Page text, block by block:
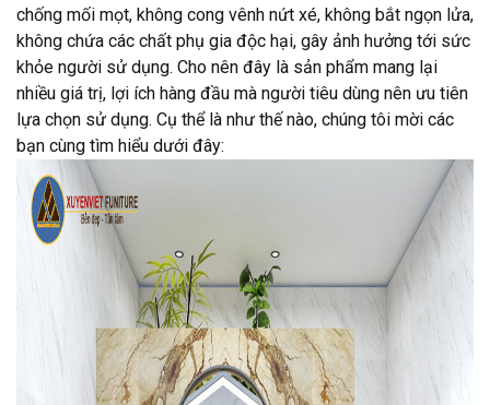
chống mối mọt, không cong vênh nứt xé, không bắt ngọn lửa,
không chứa các chất phụ gia độc hại, gây ảnh hưởng tới sức
khỏe người sử dụng. Cho nên đây là sản phẩm mang lại
nhiều giá trị, lợi ích hàng đầu mà người tiêu dùng nên ưu tiên
lựa chọn sử dụng. Cụ thể là như thế nào, chúng tôi mời các
bạn cùng tìm hiểu dưới đây: